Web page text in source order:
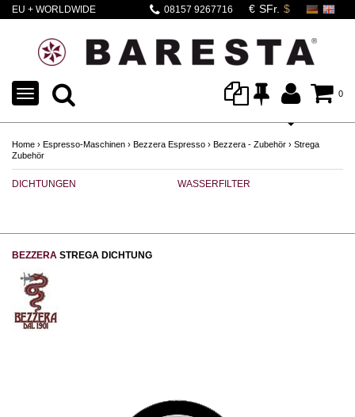
EU + WORLDWIDE
08157 9267716
0
TOGGLE
NAVIGATION
Home › Espresso-Maschinen › Bezzera Espresso › Bezzera - Zubehör › Strega
Zubehör
DICHTUNGEN WASSERFILTER
BEZZERA STREGA DICHTUNG